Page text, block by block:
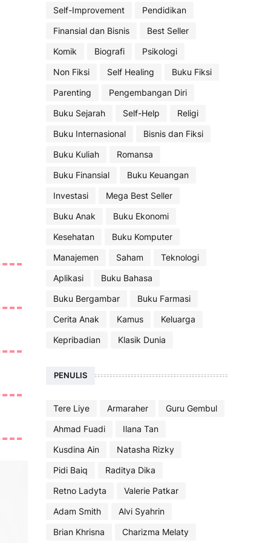
Self-Improvement
Pendidikan
Finansial dan Bisnis
Best Seller
Komik
Biografi
Psikologi
Non Fiksi
Self Healing
Buku Fiksi
Parenting
Pengembangan Diri
Buku Sejarah
Self-Help
Religi
Buku Internasional
Bisnis dan Fiksi
Buku Kuliah
Romansa
Buku Finansial
Buku Keuangan
Investasi
Mega Best Seller
Buku Anak
Buku Ekonomi
Kesehatan
Buku Komputer
Manajemen
Saham
Teknologi
Aplikasi
Buku Bahasa
Buku Bergambar
Buku Farmasi
Cerita Anak
Kamus
Keluarga
Kepribadian
Klasik Dunia
PENULIS
Tere Liye Armaraher
Guru Gembul
Ahmad Fuadi
Ilana Tan
Kusdina Ain
Natasha Rizky
Pidi Baiq
Raditya Dika
Retno Ladyta
Valerie Patkar
Adam Smith
Alvi Syahrin
Brian Khrisna
Charizma Melaty